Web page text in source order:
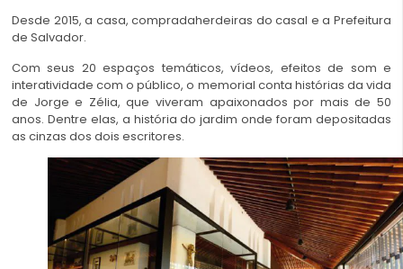
Desde 2015, a casa, compradaherdeiras do casal e a Prefeitura
de Salvador.
Com seus 20 espaços temáticos, vídeos, efeitos de som e
interatividade com o público, o memorial conta histórias da vida
de Jorge e Zélia, que viveram apaixonados por mais de 50
anos. Dentre elas, a história do jardim onde foram depositadas
as cinzas dos dois escritores.